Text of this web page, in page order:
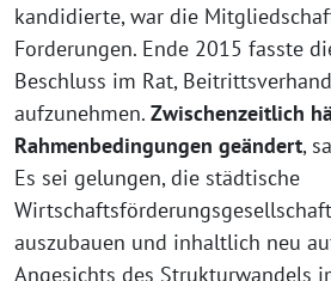
kandidierte, war die
Forderungen. Ende 2015 fasste
Beschluss im Rat,
aufzunehmen. Zwischenzeitlich
Rahmenbedingungen geändert,
Es sei gelungen, die städtische
auszubauen und inhaltlich neu
Angesichts des Strukturwandels